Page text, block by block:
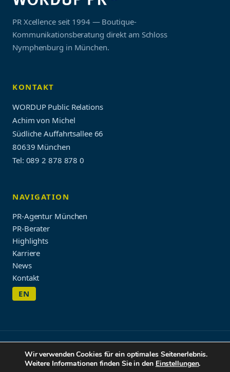
PR Xcellence seit 1994 — Boutique-
Kommunikationsberatung direkt am Schloss
Nymphenburg in München.
KONTAKT
WORDUP Public Relations
Achim von Michel
Südliche Auffahrtsallee 66
80639 München
Tel: 089 2 878 878 0
NAVIGATION
PR-Agentur München
PR-Berater
Highlights
Karriere
News
Kontakt
EN
© 2026 WORDUP PR
Wir verwenden Cookies für ein optimales Seitenerlebnis.
Weitere Informationen finden Sie in den Einstellungen.